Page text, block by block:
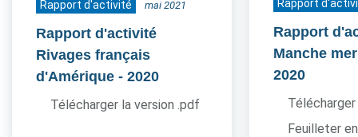
Rapport d'activité mai 2021
Rapport d'activité
Rivages français
d'Amérique - 2020
Télécharger la version .pdf
Rapport
Rapport
Manche
2020
Feuilleter